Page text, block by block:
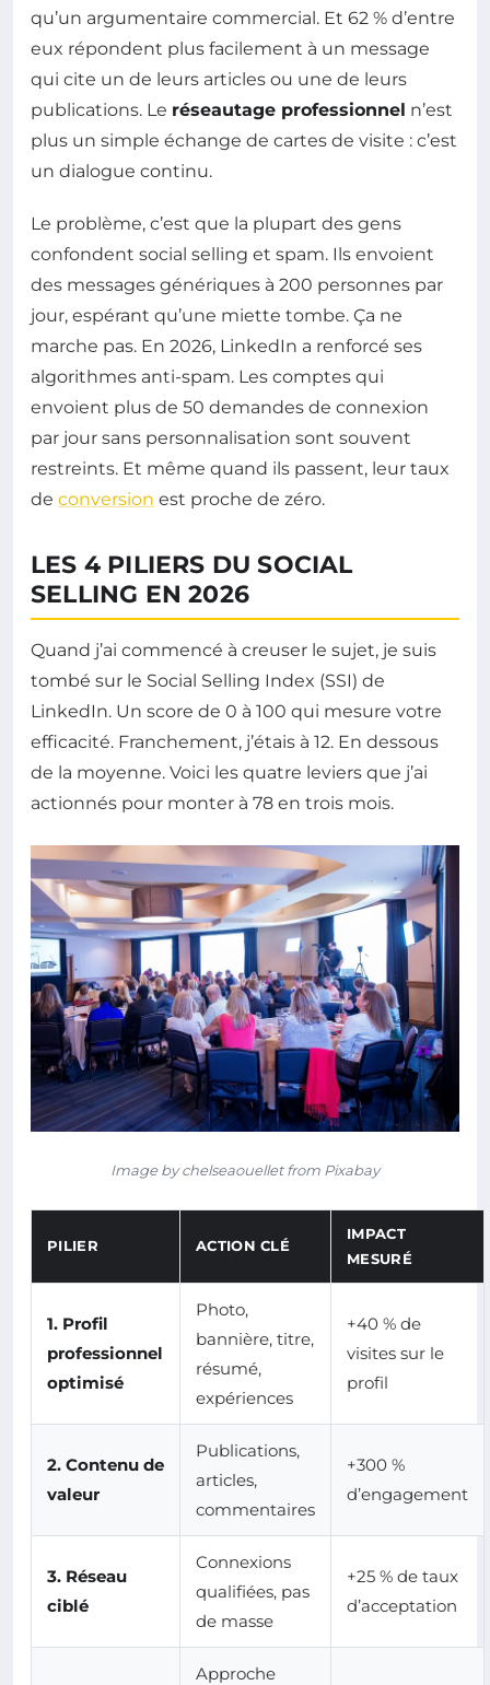
qu’un argumentaire commercial. Et 62 % d’entre
eux répondent plus facilement à un message
qui cite un de leurs articles ou une de leurs
publications. Le réseautage professionnel n’est
plus un simple échange de cartes de visite : c’est
un dialogue continu.
Le problème, c’est que la plupart des gens
confondent social selling et spam. Ils envoient
des messages génériques à 200 personnes par
jour, espérant qu’une miette tombe. Ça ne
marche pas. En 2026, LinkedIn a renforcé ses
algorithmes anti-spam. Les comptes qui
envoient plus de 50 demandes de connexion
par jour sans personnalisation sont souvent
restreints. Et même quand ils passent, leur taux
de conversion est proche de zéro.
LES 4 PILIERS DU SOCIAL
SELLING EN 2026
Quand j’ai commencé à creuser le sujet, je suis
tombé sur le Social Selling Index (SSI) de
LinkedIn. Un score de 0 à 100 qui mesure votre
efficacité. Franchement, j’étais à 12. En dessous
de la moyenne. Voici les quatre leviers que j’ai
actionnés pour monter à 78 en trois mois.
Image by chelseaouellet from Pixabay
PILIER ACTION CLÉ
IMPACT
MESURÉ
1. Profil
professionnel
optimisé
Photo,
bannière, titre,
résumé,
expériences
+40 % de
visites sur le
profil
2. Contenu de
valeur
Publications,
articles,
commentaires
+300 %
d’engagement
3. Réseau
ciblé
Connexions
qualifiées, pas
de masse
+25 % de taux
d’acceptation
Approche